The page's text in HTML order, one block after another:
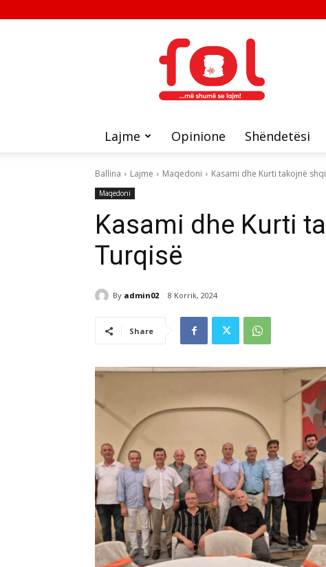
FOL
Lajme Opinione Shëndetësi
Ballina Lajme Maqedoni Kasami dhe Kurti takojnë
Maqedoni
Kasami dhe Kurti
Turqisë
By admin02 8 Korrik, 2024
Share